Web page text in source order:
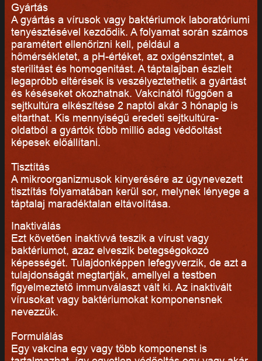
Gyártás
A gyártás a vírusok vagy baktériumok laboratóriumi
tenyésztésével kezdődik. A folyamat során számos
paramétert ellenőrizni kell, például a
hőmérsékletet, a pH-értéket, az oxigénszintet, a
sterilitást és homogenitást. A táptalajban észlelt
legapróbb eltérések is veszélyeztethetik a gyártást
és késéseket okozhatnak. Vakcinától függően a
sejtkultúra elkészítése 2 naptól akár 3 hónapig is
eltarthat. Kis mennyiségű eredeti sejtkultúra-
oldatból a gyártók több millió adag védőoltást
képesek előállítani.
Tisztítás
A mikroorganizmusok kinyerésére az úgynevezett
tisztítás folyamatában kerül sor, melynek lényege a
táptalaj maradéktalan eltávolítása.
Inaktiválás
Ezt követően inaktívvá teszik a vírust vagy
baktériumot, azaz elveszik betegségokozó
képességét. Tulajdonképpen lefegyverzik, de azt a
tulajdonságát megtartják, amellyel a testben
figyelmeztető immunválaszt vált ki. Az inaktivált
vírusokat vagy baktériumokat komponensnek
nevezzük.
Formulálás
Egy vakcina egy vagy több komponenst is